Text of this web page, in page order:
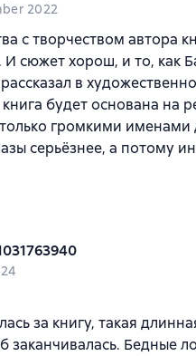
2022
с творчеством автора
И сюжет хорош, и то, как
в
будет основана на
громкими
серьёзнее, а потому
за книгу, такая
заканчивалась. Бедные